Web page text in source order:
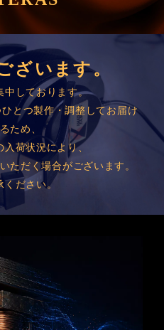
ざいます。
中しております。
とつ製作・調整してお届け
ため、
荷状況により、
ただく場合がございます。
ください。